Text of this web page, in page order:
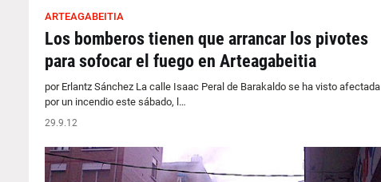
ARTEAGABEITIA
Los bomberos tienen que arrancar los pivotes
para sofocar el fuego en Arteagabeitia
por Erlantz Sánchez La calle Isaac Peral de Barakaldo se ha visto afectada
por un incendio este sábado, l…
29.9.12